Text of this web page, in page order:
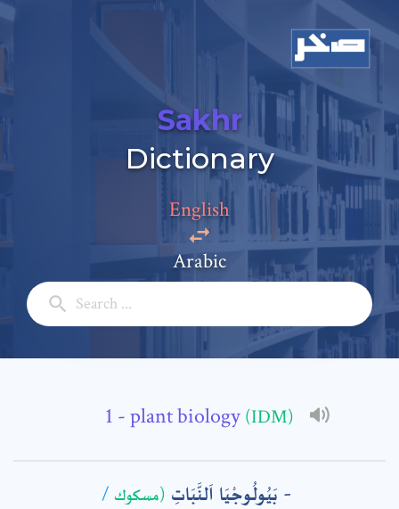
Sakhr
Dictionary
English
Arabic
- plant biology (IDM)
بَيُولُوجْيَا اَلنَّبَاتِ (مسكوك /
Add a comment
Full Name: *
Subject: *
Comment: *